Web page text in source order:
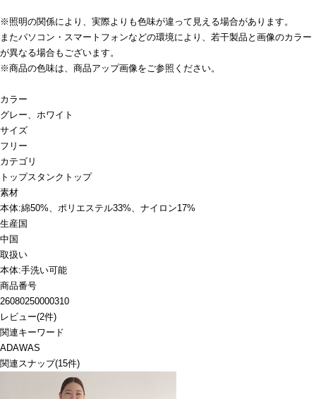
※照明の関係により、実際よりも色味が違って見える場合があります。
またパソコン・スマートフォンなどの環境により、若干製品と画像のカラー
が異なる場合もございます。
※商品の色味は、商品アップ画像をご参照ください。
カラー
グレー、ホワイト
サイズ
フリー
カテゴリ
トップスタンクトップ
素材
本体:綿50%、ポリエステル33%、ナイロン17%
生産国
中国
取扱い
本体:手洗い可能
商品番号
26080250000310
レビュー(2件)
関連キーワード
ADAWAS
関連スナップ(15件)